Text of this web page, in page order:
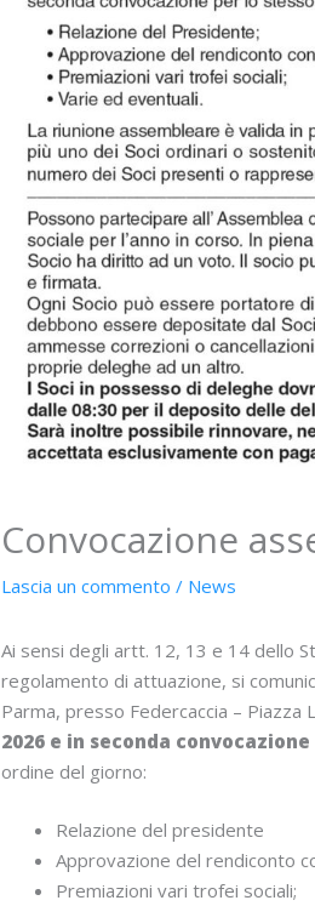
Convocazione
Lascia un commento / News
Ai sensi degli artt. 12, 13 e 14 dello
regolamento di attuazione, si
Parma, presso Federcaccia – Piazza
2026 e in seconda
ordine del giorno:
Relazione del presidente
Approvazione del rendiconto
Premiazioni vari trofei sociali;